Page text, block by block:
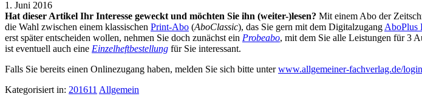
1. Juni 2016
Hat dieser Artikel Ihr Interesse geweckt und möchten Sie ihn (weiter-)lesen? Mit einem Abo der
die Wahl zwischen einem klassischen Print-Abo (AboClassic), das Sie gern mit dem Digitalzugang AboPlus
erst später entscheiden wollen, nehmen Sie doch zunächst ein Probeabo, mit dem Sie alle Leistungen für 3
ist eventuell auch eine Einzelheftbestellung für Sie interessant.
Falls Sie bereits einen Onlinezugang haben, melden Sie sich bitte unterwww.allgemeiner-fachverlag.de/
Kategorisiert in: 201611 Allgemein